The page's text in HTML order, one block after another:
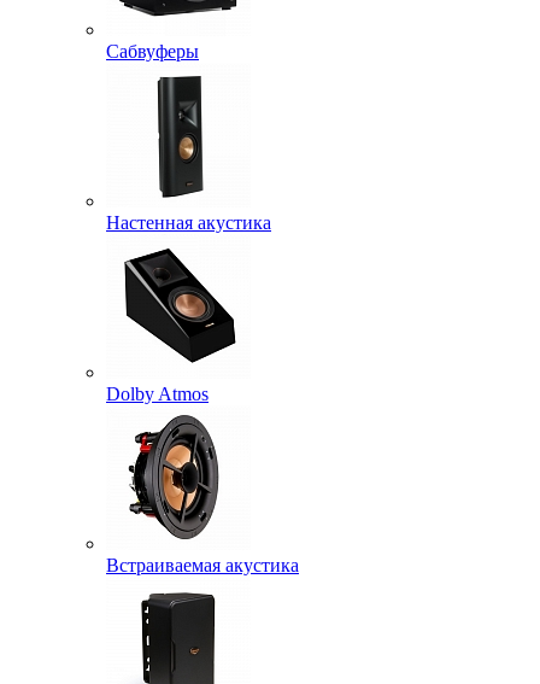
Сабвуферы
Настенная акустика
Dolby Atmos
Встраиваемая акустика